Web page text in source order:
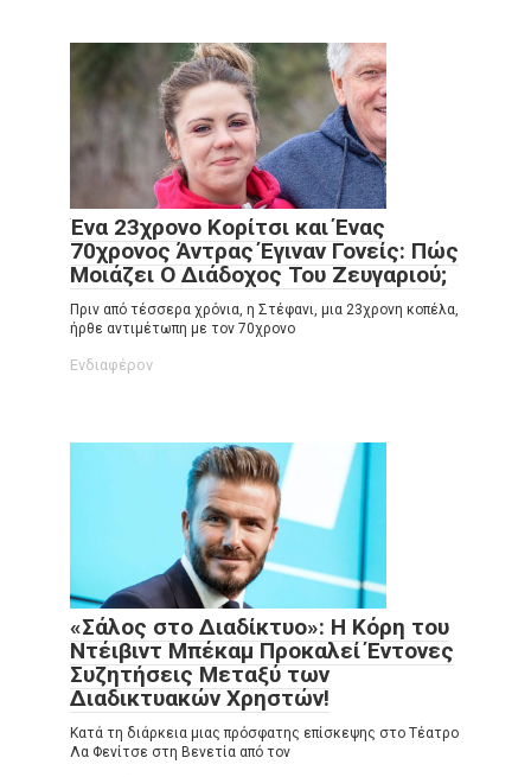
Ένα 23χρονο Κορίτσι και Ένας
70χρονος Άντρας Έγιναν Γονείς: Πώς
Μοιάζει Ο Διάδοχος Του Ζευγαριού;
Πριν από τέσσερα χρόνια, η Στέφανι, μια 23χρονη κοπέλα,
ήρθε αντιμέτωπη με τον 70χρονο
Ενδιαφέρον
«Σάλος στο Διαδίκτυο»: Η Κόρη του
Ντέιβιντ Μπέκαμ Προκαλεί Έντονες
Συζητήσεις Μεταξύ των
Διαδικτυακών Χρηστών!
Κατά τη διάρκεια μιας πρόσφατης επίσκεψης στο Τέατρο
Λα Φενίτσε στη Βενετία από τον